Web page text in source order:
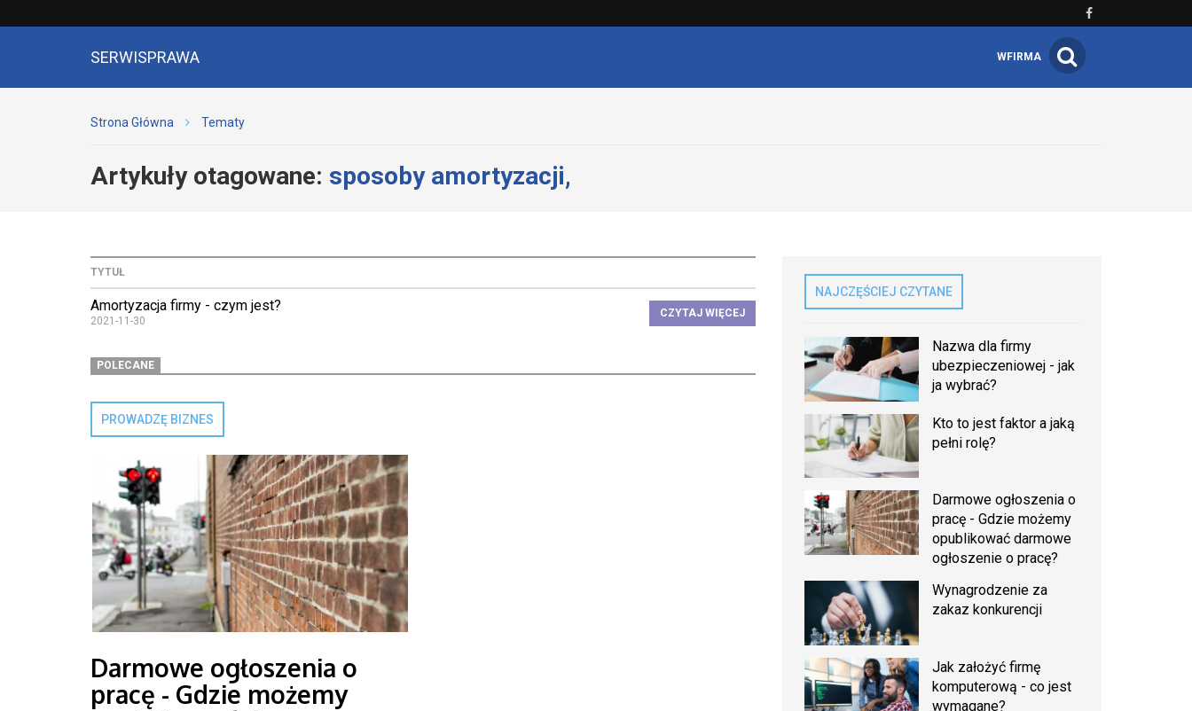
SERWISPRAWA WFIRMA
Strona Główna Tematy
Artykuły otagowane: sposoby amortyzacji,
TYTUŁ
Amortyzacja firmy - czym jest?
2021-11-30
CZYTAJ WIĘCEJ
POLECANE
PROWADZĘ BIZNES
Darmowe ogłoszenia o
pracę - Gdzie możemy
NAJCZĘŚCIEJ CZYTANE
Nazwa dla firmy
ubezpieczeniowej - jak
ja wybrać?
Kto to jest faktor a jaką
pełni rolę?
Darmowe ogłoszenia o
pracę - Gdzie możemy
opublikować darmowe
ogłoszenie o pracę?
Wynagrodzenie za
zakaz konkurencji
Jak założyć firmę
komputerową - co jest
wymagane?